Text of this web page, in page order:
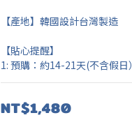
【產地】韓國設計台灣製造
【貼心提醒】
1: 預購：約14-21天(不含假日）
NT$1,480